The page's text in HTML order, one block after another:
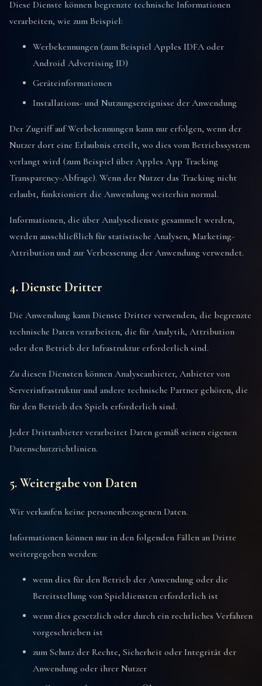
Diese Dienste können begrenzte technische Informationen
verarbeiten, wie zum Beispiel:
Werbekennungen (zum Beispiel Apples IDFA oder
Android Advertising ID)
Geräteinformationen
Installations- und Nutzungsereignisse der Anwendung
Der Zugriff auf Werbekennungen kann nur erfolgen, wenn der
Nutzer dort eine Erlaubnis erteilt, wo dies vom Betriebssystem
verlangt wird (zum Beispiel über Apples App Tracking
Transparency-Abfrage). Wenn der Nutzer das Tracking nicht
erlaubt, funktioniert die Anwendung weiterhin normal.
Informationen, die über Analysedienste gesammelt werden,
werden ausschließlich für statistische Analysen, Marketing-
Attribution und zur Verbesserung der Anwendung verwendet.
4. Dienste Dritter
Die Anwendung kann Dienste Dritter verwenden, die begrenzte
technische Daten verarbeiten, die für Analytik, Attribution
oder den Betrieb der Infrastruktur erforderlich sind.
Zu diesen Diensten können Analyseanbieter, Anbieter von
Serverinfrastruktur und andere technische Partner gehören, die
für den Betrieb des Spiels erforderlich sind.
Jeder Drittanbieter verarbeitet Daten gemäß seinen eigenen
Datenschutzrichtlinien.
5. Weitergabe von Daten
Wir verkaufen keine personenbezogenen Daten.
Informationen können nur in den folgenden Fällen an Dritte
weitergegeben werden:
wenn dies für den Betrieb der Anwendung oder die
Bereitstellung von Spieldiensten erforderlich ist
wenn dies gesetzlich oder durch ein rechtliches Verfahren
vorgeschrieben ist
zum Schutz der Rechte, Sicherheit oder Integrität der
Anwendung oder ihrer Nutzer